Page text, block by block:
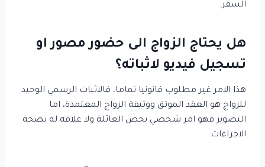
السفر.
هل يحتاج الزواج الى حضور مصور او
تسجيل فيديو لاثباته؟
هذا الامر غير مطلوب قانونيا تماما، فالاثبات الرسمي الوحيد
للزواج هو العقد الموثق ووثيقة الزواج المعتمدة، اما
التصوير فهو امر شخصي يخص العائلة ولا علاقة له بصحة
الاجراءات.